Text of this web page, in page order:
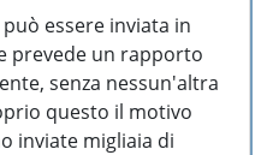
può essere inviata in
prevede un rapporto
senza nessun'altra
questo il motivo
inviate migliaia di